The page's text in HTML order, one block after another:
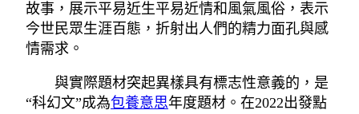
故事，展示平易近生平易近情和風氣風俗，表示
今世民眾生涯百態，折射出人們的精力面孔與感
情需求。
與實際題材突起異樣具有標志性意義的，是
“科幻文”成為包養意思年度題材。在2022出發點